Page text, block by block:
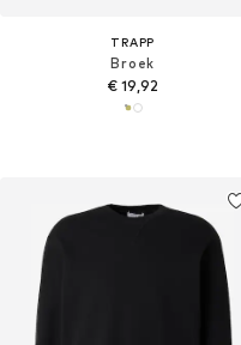
TRAPP
Broek
€ 19,92